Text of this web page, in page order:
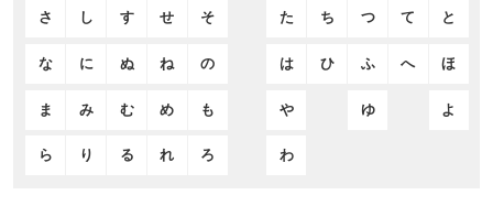
さ し す せ そ た ち つ て と
な に ぬ ね の は ひ ふ へ ほ
ま み む め も や ゆ よ
ら り る れ ろ わ